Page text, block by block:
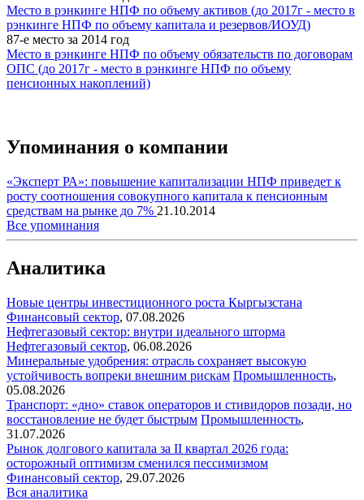
Место в рэнкинге НПФ по объему активов (до 2017г - место в
рэнкинге НПФ по объему капитала и резервов/ИОУД)
87-е место за 2014 год
Место в рэнкинге НПФ по объему обязательств по договорам
ОПС (до 2017г - место в рэнкинге НПФ по объему
пенсионных накоплений)
Упоминания о компании
«Эксперт РА»: повышение капитализации НПФ приведет к
росту соотношения совокупного капитала к пенсионным
средствам на рынке до 7% 21.10.2014
Все упоминания
Аналитика
Новые центры инвестиционного роста Кыргызстана
Финансовый сектор, 07.08.2026
Нефтегазовый сектор: внутри идеального шторма
Нефтегазовый сектор, 06.08.2026
Минеральные удобрения: отрасль сохраняет высокую
устойчивость вопреки внешним рискам Промышленность,
05.08.2026
Транспорт: «дно» ставок операторов и стивидоров позади, но
восстановление не будет быстрым Промышленность,
31.07.2026
Рынок долгового капитала за II квартал 2026 года:
осторожный оптимизм сменился пессимизмом
Финансовый сектор, 29.07.2026
Вся аналитика